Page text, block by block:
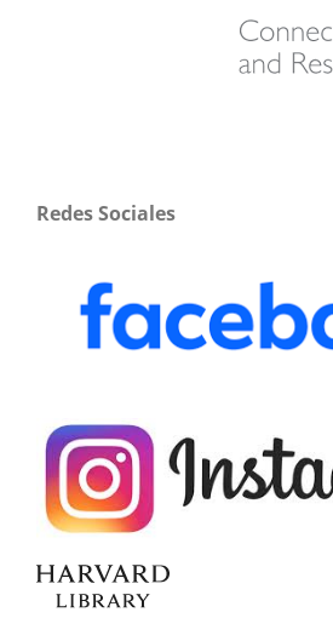
Redes Sociales